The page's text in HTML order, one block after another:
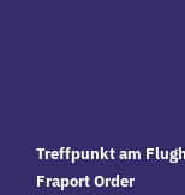
Treffpunkt am
Fraport Order